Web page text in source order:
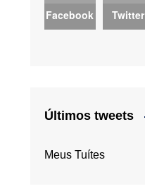
Facebook Twitter
Últimos tweets
Meus Tuítes